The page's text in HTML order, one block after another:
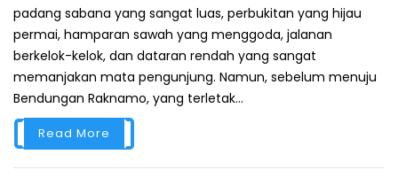
padang sabana yang sangat luas, perbukitan yang hijau
permai, hamparan sawah yang menggoda, jalanan
berkelok-kelok, dan dataran rendah yang sangat
memanjakan mata pengunjung. Namun, sebelum menuju
Bendungan Raknamo, yang terletak...
Read More